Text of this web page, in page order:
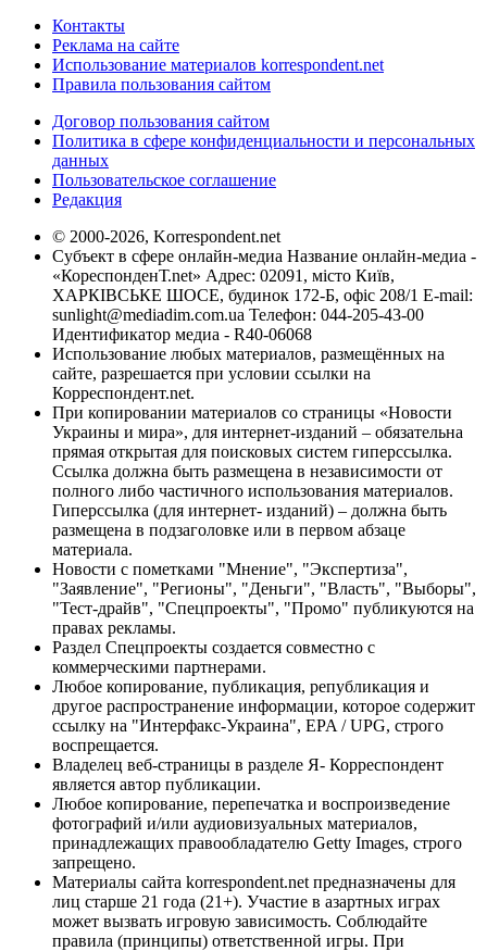
Контакты
Реклама на сайте
Использование материалов korrespondent.net
Правила пользования сайтом
Договор пользования сайтом
Политика в сфере конфиденциальности и персональных
данных
Пользовательское соглашение
Редакция
© 2000-2026, Korrespondent.net
Субъект в сфере онлайн-медиа Название онлайн-медиа -
«КореспонденТ.net» Адрес: 02091, місто Київ,
ХАРКІВСЬКЕ ШОСЕ, будинок 172-Б, офіс 208/1 E-mail:
sunlight@mediadim.com.ua Телефон: 044-205-43-00
Идентификатор медиа - R40-06068
Использование любых материалов, размещённых на
сайте, разрешается при условии ссылки на
Корреспондент.net.
При копировании материалов со страницы «Новости
Украины и мира», для интернет-изданий – обязательна
прямая открытая для поисковых систем гиперссылка.
Ссылка должна быть размещена в независимости от
полного либо частичного использования материалов.
Гиперссылка (для интернет- изданий) – должна быть
размещена в подзаголовке или в первом абзаце
материала.
Новости с пометками "Мнение", "Экспертиза",
"Заявление", "Регионы", "Деньги", "Власть", "Выборы",
"Тест-драйв", "Спецпроекты", "Промо" публикуются на
правах рекламы.
Раздел Спецпроекты создается совместно с
коммерческими партнерами.
Любое копирование, публикация, републикация и
другое распространение информации, которое содержит
ссылку на "Интерфакс-Украина", EPA / UPG, строго
воспрещается.
Владелец веб-страницы в разделе Я- Корреспондент
является автор публикации.
Любое копирование, перепечатка и воспроизведение
фотографий и/или аудиовизуальных материалов,
принадлежащих правообладателю Getty Images, строго
запрещено.
Материалы сайта korrespondent.net предназначены для
лиц старше 21 года (21+). Участие в азартных играх
может вызвать игровую зависимость. Соблюдайте
правила (принципы) ответственной игры. При